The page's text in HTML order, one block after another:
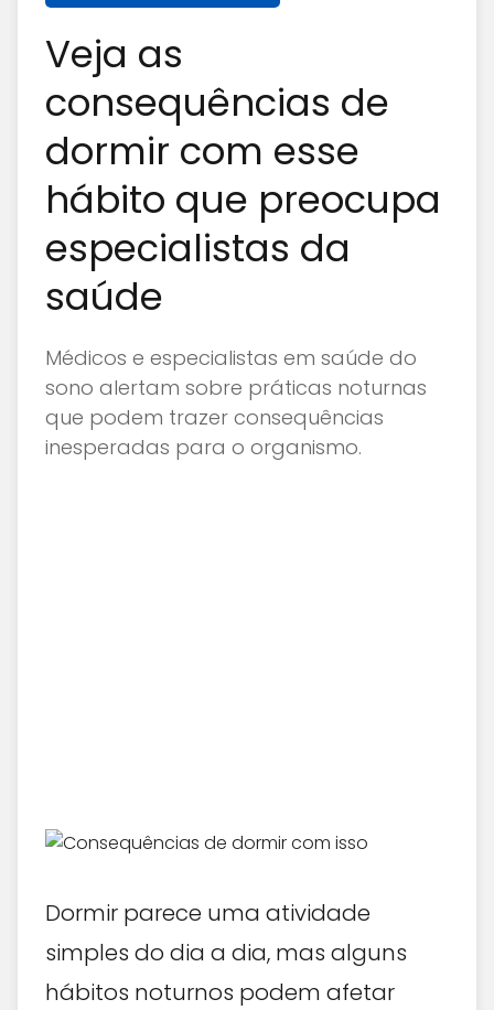
Veja as
consequências de
dormir com esse
hábito que preocupa
especialistas da
saúde
Médicos e especialistas em saúde do
sono alertam sobre práticas noturnas
que podem trazer consequências
inesperadas para o organismo.
Dormir parece uma atividade
simples do dia a dia, mas alguns
hábitos noturnos podem afetar